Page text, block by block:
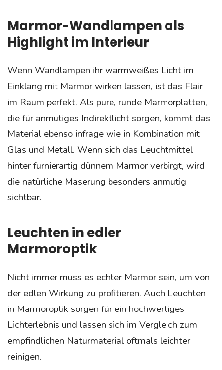
Marmor-Wandlampen als
Highlight im Interieur
Wenn Wandlampen ihr warmweißes Licht im
Einklang mit Marmor wirken lassen, ist das Flair
im Raum perfekt. Als pure, runde Marmorplatten,
die für anmutiges Indirektlicht sorgen, kommt das
Material ebenso infrage wie in Kombination mit
Glas und Metall. Wenn sich das Leuchtmittel
hinter furnierartig dünnem Marmor verbirgt, wird
die natürliche Maserung besonders anmutig
sichtbar.
Leuchten in edler
Marmoroptik
Nicht immer muss es echter Marmor sein, um von
der edlen Wirkung zu profitieren. Auch Leuchten
in Marmoroptik sorgen für ein hochwertiges
Lichterlebnis und lassen sich im Vergleich zum
empfindlichen Naturmaterial oftmals leichter
reinigen.